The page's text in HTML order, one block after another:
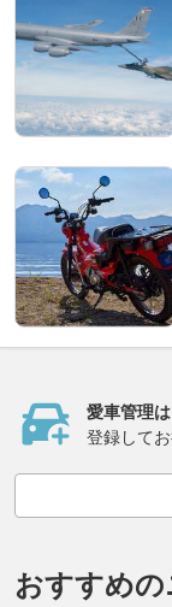
愛車管理
登録して
おすすめの